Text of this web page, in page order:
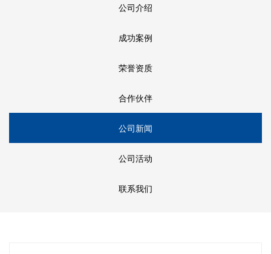
公司介绍
成功案例
荣誉资质
合作伙伴
公司新闻
公司活动
联系我们